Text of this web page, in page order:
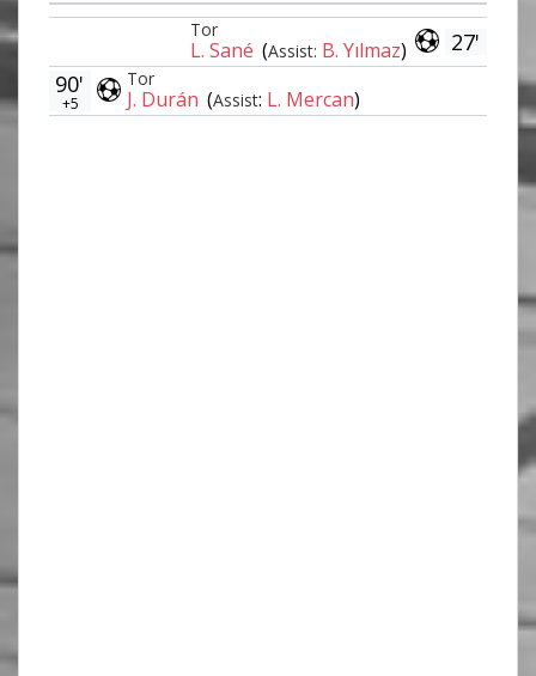
27'
Tor
L. Sané (Assist: B. Yılmaz)
Tor
J. Durán (Assist: L. Mercan)
90'
+5